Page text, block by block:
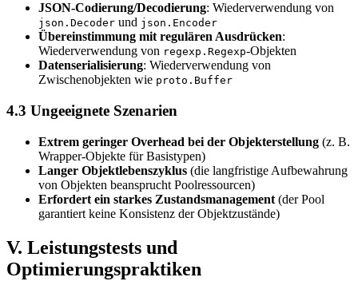
JSON-Codierung/Decodierung: Wiederverwendung von
json.Decoder und json.Encoder
Übereinstimmung mit regulären Ausdrücken:
Wiederverwendung von regexp.Regexp-Objekten
Datenserialisierung: Wiederverwendung von
Zwischenobjekten wie proto.Buffer
4.3 Ungeeignete Szenarien
Extrem geringer Overhead bei der Objekterstellung (z. B.
Wrapper-Objekte für Basistypen)
Langer Objektlebenszyklus (die langfristige Aufbewahrung
von Objekten beansprucht Poolressourcen)
Erfordert ein starkes Zustandsmanagement (der Pool
garantiert keine Konsistenz der Objektzustände)
V. Leistungstests und
Optimierungspraktiken